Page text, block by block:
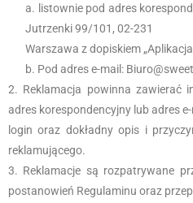
listownie pod adres
Jutrzenki 99/101, 02-231
Warszawa z dopiskiem
Pod adres e-mail:
Reklamacja powinna zawierać
adres korespondencyjny lub adres
login oraz dokładny opis i
reklamującego.
Reklamacje są rozpatrywane
postanowień Regulaminu oraz